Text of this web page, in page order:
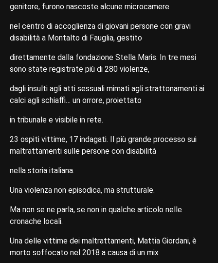
genitore, furono nascoste alcune microcamere
nel centro di accoglienza di giovani persone con gravi
disabilità a Montalto di Fauglia, gestito
direttamente dalla fondazione Stella Maris. In tre mesi
sono state registrate più di 280 violenze,
dagli insulti agli atti sessuali mimati agli strattonamenti ai
calci agli schiaffi… un orrore, proiettato
in tribunale e visibile in rete.
23 ospiti vittime, 17 indagati. Il più grande processo sui
maltrattamenti sulle persone con disabilità
nella storia italiana.
Una violenza non episodica, ma strutturale.
Ma non se ne parla, se non in qualche articolo nelle
cronache locali.
Una delle vittime dei maltrattamenti, Mattia Giordani, è
morto soffocato nel 2018 a causa di un mix